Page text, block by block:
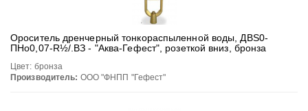
Ороситель дренчерный тонкораспыленной воды, ДВS0-
ПНо0,07-R½/.ВЗ - "Аква-Гефест", розеткой вниз, бронза
Цвет: бронза
Производитель: ООО "ФНПП "Гефест"